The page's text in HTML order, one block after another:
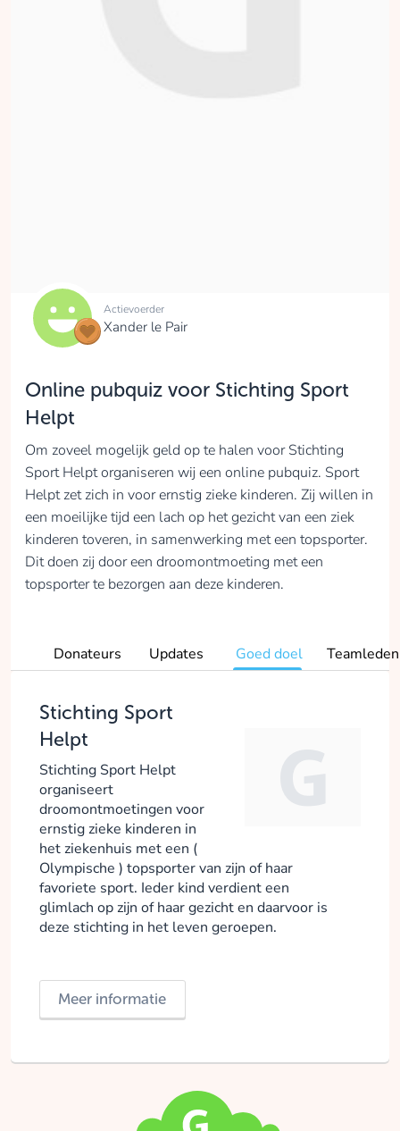
Actievoerder
Xander le Pair
Online pubquiz voor Stichting Sport
Helpt
Om zoveel mogelijk geld op te halen voor Stichting
Sport Helpt organiseren wij een online pubquiz. Sport
Helpt zet zich in voor ernstig zieke kinderen. Zij willen in
een moeilijke tijd een lach op het gezicht van een ziek
kinderen toveren, in samenwerking met een topsporter.
Dit doen zij door een droomontmoeting met een
topsporter te bezorgen aan deze kinderen.
Donateurs Updates Goed doel Teamleden
Stichting Sport
Helpt
Stichting Sport Helpt
organiseert
droomontmoetingen voor
ernstig zieke kinderen in
het ziekenhuis met een (
Olympische ) topsporter van zijn of haar
favoriete sport. Ieder kind verdient een
glimlach op zijn of haar gezicht en daarvoor is
deze stichting in het leven geroepen.
Meer informatie